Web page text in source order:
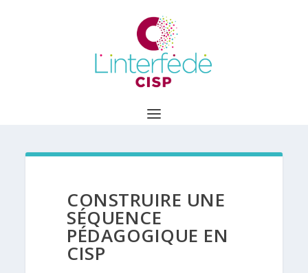
CONSTRUIRE UNE
SÉQUENCE
PÉDAGOGIQUE EN
CISP